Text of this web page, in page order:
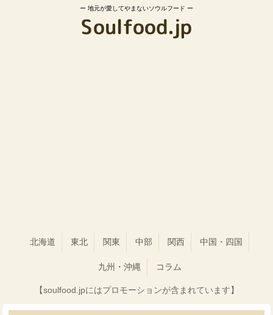
地元が愛してやまないソウルフード
北海道 東北 関東 中部 関西 中国・四国
九州・沖縄 コラム
【soulfood.jpにはプロモーションが含まれています】